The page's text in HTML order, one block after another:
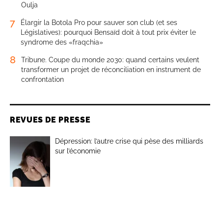
Oulja
7
Élargir la Botola Pro pour sauver son club (et ses
Législatives): pourquoi Bensaïd doit à tout prix éviter le
syndrome des «fraqchia»
8
Tribune. Coupe du monde 2030: quand certains veulent
transformer un projet de réconciliation en instrument de
confrontation
REVUES DE PRESSE
Dépression: l’autre crise qui pèse des milliards
sur l’économie